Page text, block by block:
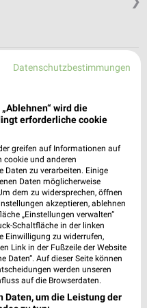
Osnabrück
Bramsche und
Datenschutzbestimmungen
wird die
erforderliche cookie
greifen auf Informationen auf
cookie und anderen
Daten zu verarbeiten. Einige
Daten möglicherweise
dem zu widersprechen, öffnen
akzeptieren, ablehnen
„Einstellungen verwalten“
Schaltfläche in der linken
Einwilligung zu widerrufen,
Link in der Fußzeile der Website
Daten“. Auf dieser Seite können
werden unseren
auf die Browserdaten.
Daten, um die Leistung der